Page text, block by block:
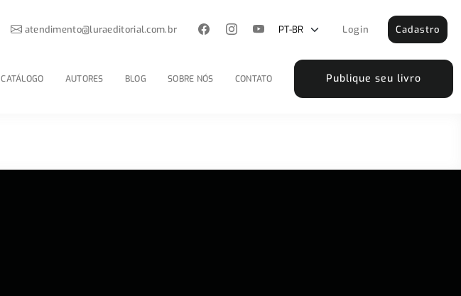
CATÁLOGO AUTORES BLOG SOBRE NÓS CONTATO Publique seu livro
atendimento@luraeditorial.com.br Login Cadastro